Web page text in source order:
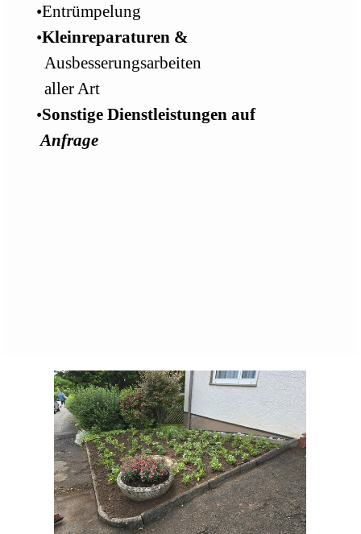
•Entrümpelung
•Kleinreparaturen &
Ausbesserungsarbeiten
aller Art
•Sonstige Dienstleistungen auf
Anfrage